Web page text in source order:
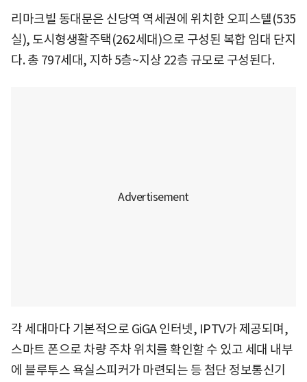
리마크빌 동대문은 신당역 역세권에 위치한 오피스텔(535
실), 도시형생활주택(262세대)으로 구성된 복합 임대 단지
다. 총 797세대, 지하 5층~지상 22층 규모로 구성된다.
각 세대마다 기본적으로 GiGA 인터넷, IPTV가 제공되며,
스마트 폰으로 차량 주차 위치를 확인할 수 있고 세대 내부
에 블루투스 욕실스피커가 마련되는 등 첨단 정보통신기